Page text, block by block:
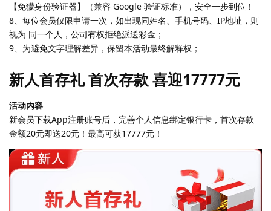
【免獴身份验证器】（兼容 Google 验证标准），安全一步到位！
8、每位会员仅限申请一次，如出现同姓名、手机号码、IP地址，则
视为 同一个人，公司有权拒绝派送彩金；
9、为避免文字理解差异，保留本活动最终解释权；
新人首存礼 首次存款 喜迎17777元
活动内容
新会员下载App注册账号后，完善个人信息绑定银行卡，首次存款
金额20元即送20元！最高可获17777元！